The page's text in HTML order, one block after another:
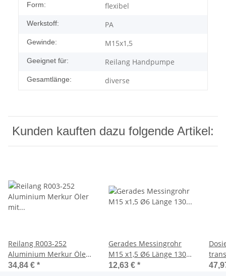
Form: flexibel
Werkstoff: PA
Gewinde: M15x1,5
Geeignet für: Reilang Handpumpe
Gesamtlänge: diverse
Kunden kauften dazu folgende Artikel:
Reilang R003-252
Aluminium Merkur Öler
mit Doppelpumpwerk
34,84 € *
Gerades Messingrohr
M15 x1,5 Ø6 Länge 130
für Reilang Handpumpe
12,63 € *